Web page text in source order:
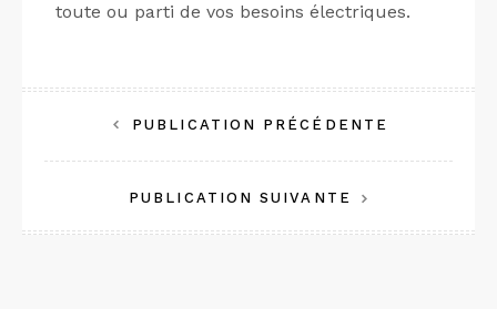
toute ou parti de vos besoins électriques.
Navigation
de
l’article
PUBLICATION PRÉCÉDENTE
PUBLICATION SUIVANTE